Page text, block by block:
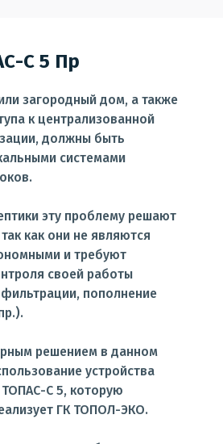
С 5 Пр
загородный дом, а также
к централизованной
должны быть
системами
эту проблему решают
как они не являются
и требуют
своей работы
пополнение
решением в данном
устройства
ТОПАС-С 5, которую
ГК ТОПОЛ-ЭКО.